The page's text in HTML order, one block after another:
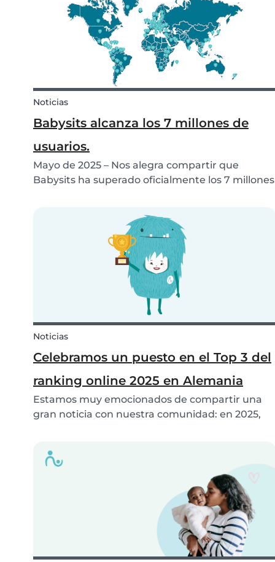
Noticias
Babysits alcanza los 7 millones de
usuarios.
Mayo de 2025 – Nos alegra compartir que
Babysits ha superado oficialmente los 7 millones
se ha convertido en una comunidad
internacional activa qu...
Noticias
Celebramos un puesto en el Top 3 del
ranking online 2025 en Alemania
Estamos muy emocionados de compartir una
gran noticia con nuestra comunidad: en 2025,
Infantil en Alemania! 🏆🇩🇪